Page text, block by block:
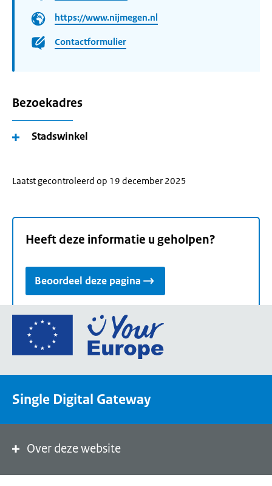
https://www.nijmegen.nl
Contactformulier
Bezoekadres
Stadswinkel
Laatst gecontroleerd op 19 december 2025
Heeft deze informatie u geholpen?
Beoordeel deze pagina
Ga
de
een
de
Single Digital Gateway
Over deze website